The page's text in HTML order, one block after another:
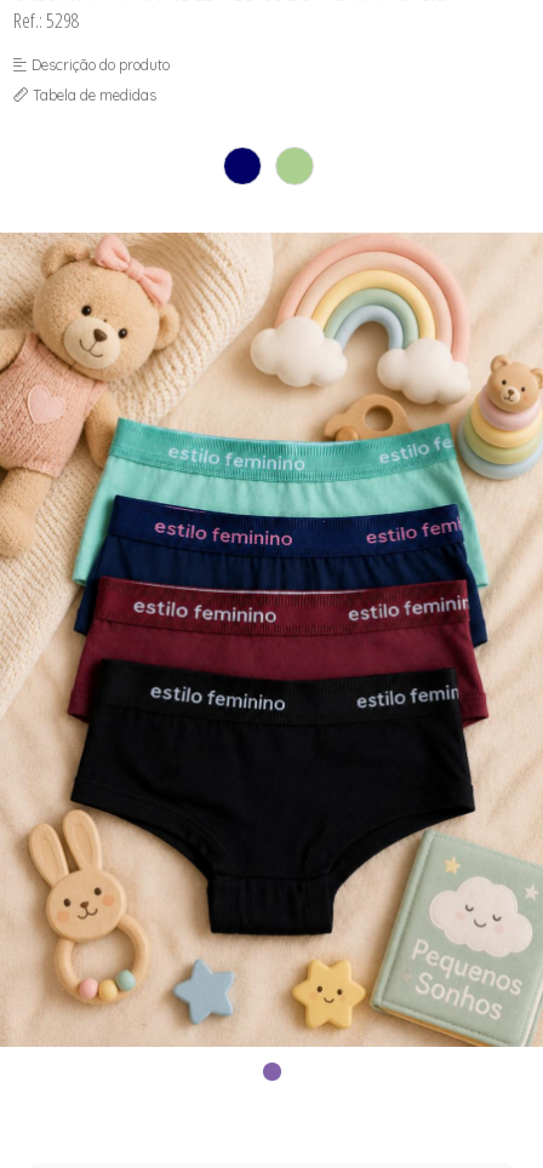
Ref.: 5298
Descrição do produto
Tabela de medidas